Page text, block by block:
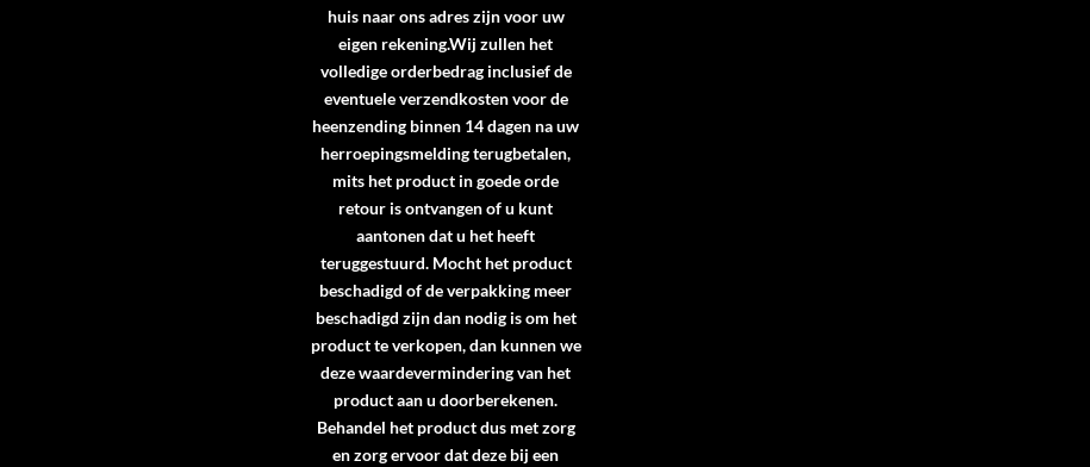
huis naar ons adres zijn voor uw
eigen rekening.Wij zullen het
volledige orderbedrag inclusief de
eventuele verzendkosten voor de
heenzending binnen 14 dagen na uw
herroepingsmelding terugbetalen,
mits het product in goede orde
retour is ontvangen of u kunt
aantonen dat u het heeft
teruggestuurd. Mocht het product
beschadigd of de verpakking meer
beschadigd zijn dan nodig is om het
product te verkopen, dan kunnen we
deze waardevermindering van het
product aan u doorberekenen.
Behandel het product dus met zorg
en zorg ervoor dat deze bij een